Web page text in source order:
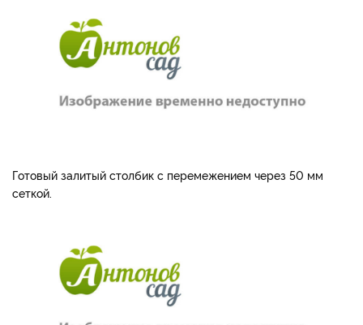
Готовый залитый столбик с перемежением через 50 мм
сеткой.